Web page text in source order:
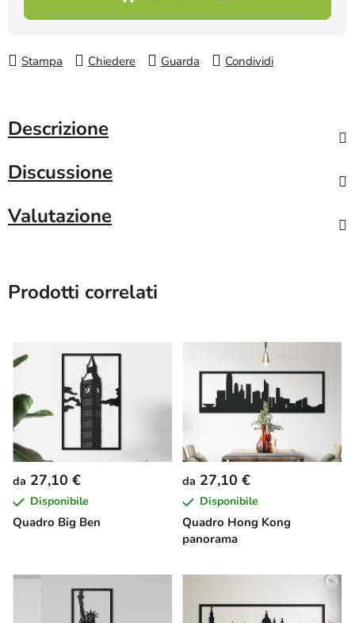
Stampa Chiedere Guarda Condividi
Descrizione
Discussione
Valutazione
Prodotti correlati
Quadro Big Ben
da 27,10 €
Disponibile
Quadro Hong Kong
panorama
da 27,10 €
Disponibile